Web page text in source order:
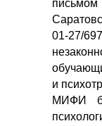
01-27/
и
МИФИ